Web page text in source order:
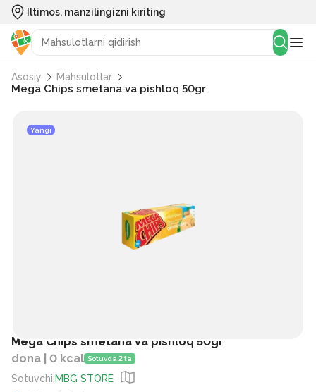
Iltimos, manzilingizni kiriting
Asosiy Mahsulotlar
Mega Chips smetana va pishloq 50gr
Yangi
Mega Chips smetana va pishloq 50gr
dona | 0 kcal Sotuvda 2 ta
Sotuvchi:MBG STORE